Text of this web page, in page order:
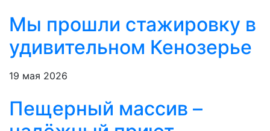
Мы прошли стажировку в
удивительном Кенозерье
19 мая 2026
Пещерный массив –